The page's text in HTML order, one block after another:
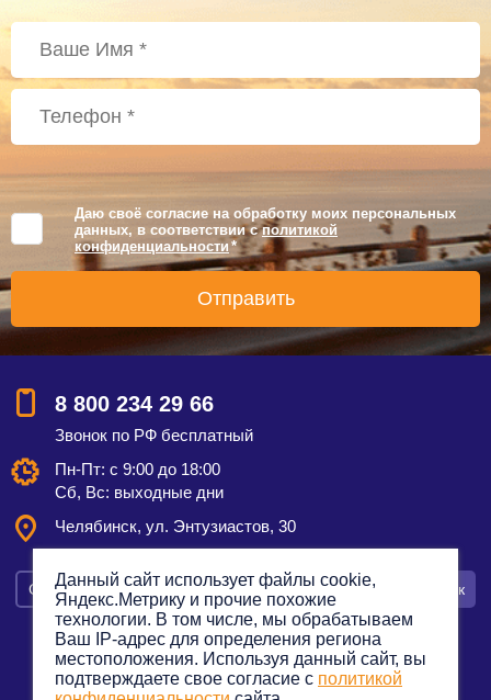
Даю своё согласие на обработку моих персональных
данных, в соответствии сполитикой
конфиденциальности *
8 800 234 29 66
Звонок по РФ бесплатный
Пн-Пт: с 9:00 до 18:00
Сб, Вс: выходные дни
Челябинск, ул. Энтузиастов, 30
Смотреть на карте Оставить заявку Заказать звонок
Политика конфиденциальности
Данный сайт использует файлы cookie,
Яндекс.Метрику и прочие похожие
технологии. В том числе, мы обрабатываем
Ваш IP-адрес для определения региона
местоположения. Используя данный сайт, вы
подтверждаете свое согласие с политикой